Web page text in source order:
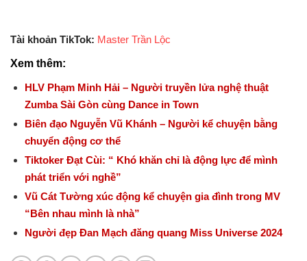
Tài khoản TikTok: Master Trần Lộc
Xem thêm:
HLV Phạm Minh Hải – Người truyền lửa nghệ thuật
Zumba Sài Gòn cùng Dance in Town
Biên đạo Nguyễn Vũ Khánh – Người kể chuyện bằng
chuyển động cơ thể
Tiktoker Đạt Cùi: “ Khó khăn chỉ là động lực để mình
phát triển với nghề”
Vũ Cát Tường xúc động kể chuyện gia đình trong MV
“Bên nhau mình là nhà”
Người đẹp Đan Mạch đăng quang Miss Universe 2024